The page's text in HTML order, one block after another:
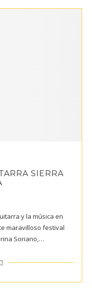
SIERRA
y la música en
maravilloso festival
Soriano,…